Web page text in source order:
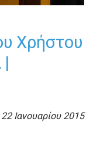
Χρήστου
|
Ιανουαρίου 2015